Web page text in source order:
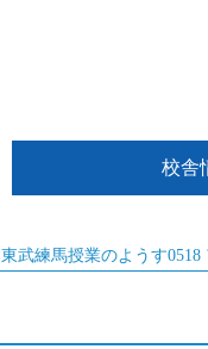
校舎
東武練馬授業のようす0518